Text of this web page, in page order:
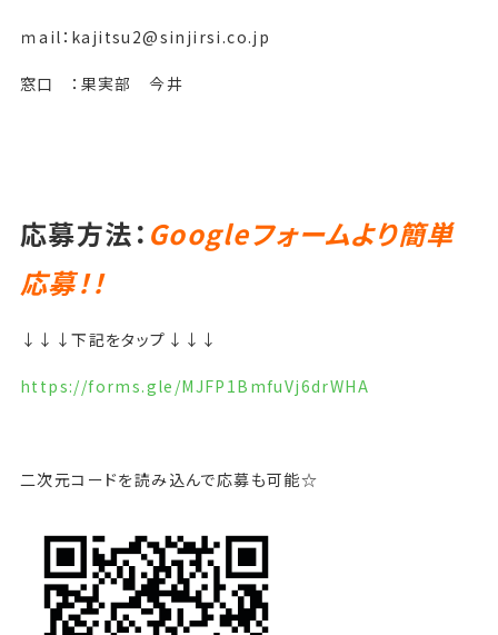
ｍail：kajitsu2@sinjirsi.co.jp
窓口 ：果実部 今井
応募方法： Googleフォームより簡単
応募！！
↓↓↓下記をタップ↓↓↓
https://forms.gle/MJFP1BmfuVj6drWHA
二次元コードを読み込んで応募も可能☆